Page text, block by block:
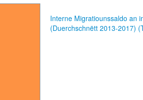
Interne Migratiounssaldo an
(Duerchschnëtt 2013-2017)